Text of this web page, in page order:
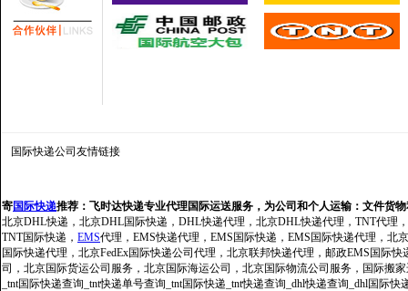
国际快递公司 友情链接
寄国际快递推荐： 飞时达快递专业代理国际运送服务，为公司和个人运输：文件货
北京DHL快递，北京DHL国际快递，DHL快递代理，北京DHL快递代理，TNT代理
TNT国际快递， EMS代理，EMS快递代理，EMS国际快递，EMS国际快递代理，北
国际快递代理，北京FedEx国际快递公司代理，北京联邦快递代理，邮政EMS国际
司，北京国际货运公司服务，北京国际海运公司，北京国际物流公司服务，国际搬
_tnt国际快递查询_tnt快递单号查询_tnt国际快递_tnt快递查询_dhl快递查询_dhl国际